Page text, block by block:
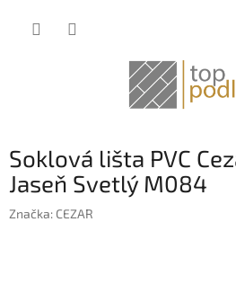
Soklová lišta PVC
Jaseň Svetlý M084
Značka: CEZAR